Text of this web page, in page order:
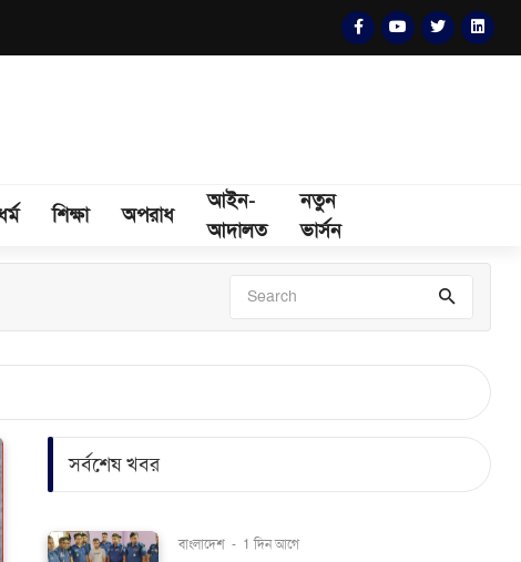
শিক্ষা অপরাধ
আইন-
আদালত
নতুন
ভার্সন
সর্বশেষ খবর
বাংলাদেশ - 1 দিন আগে